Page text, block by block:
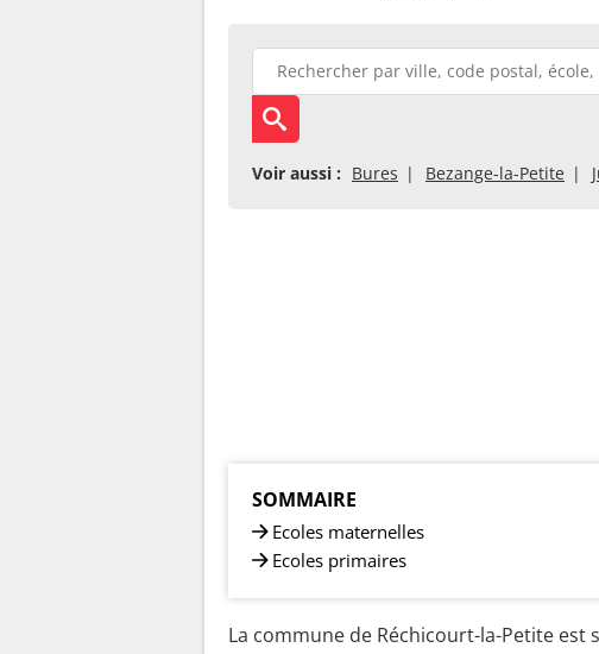
Voir aussi : Bures Bezange-la-Petite
SOMMAIRE
Ecoles maternelles
Ecoles primaires
La commune de Réchicourt-la-Petite est